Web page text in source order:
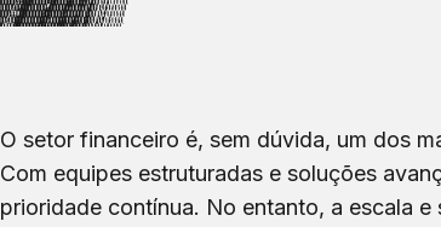
O setor financeiro é, sem dúvida, um dos
Com equipes estruturadas e soluções
prioridade contínua. No entanto, a escala